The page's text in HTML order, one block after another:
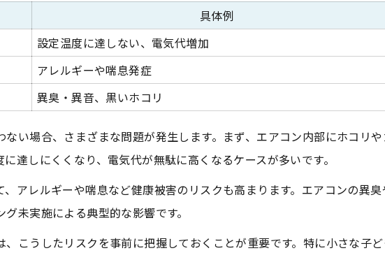
エアコンクリーニングが喘息予防に効果的な理由
家庭でできる健康リスクの減らし方
毎年必要？最適なクリーニング頻度を考察
エアコンクリーニング頻度の目安比較表
毎年必要か判断するポイントとは
部屋の種類や使用状況による違い
エアコンクリーニングのタイミングを見極める方法
自分で掃除とプロ依頼の頻度の違い
費用対効果から見るエアコンクリーニングの判断基準
エアコンクリーニングの費用対効果一覧
具体例
設定温度に達しない、電気代増加
アレルギーや喘息発症
異臭・異音、黒いホコリ
い場合、さまざまな問題が発生します。まず、エアコン内部にホコリ
達しにくくなり、電気代が無駄に高くなるケースが多いです。
アレルギーや喘息など健康被害のリスクも高まります。エアコンの異
未実施による典型的な影響です。
こうしたリスクを事前に把握しておくことが重要です。特に小さな子